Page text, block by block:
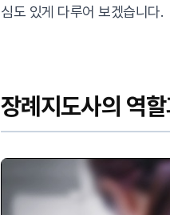
심도 있게 다루어 보겠습니다.
장례지도사의 역